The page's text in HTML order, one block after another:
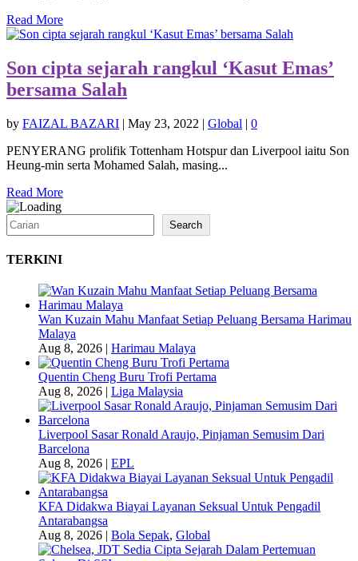
Read More
Son cipta sejarah rangkul ‘Kasut Emas’
bersama Salah
by FAIZAL BAZARI | May 23, 2022 | Global | 0
PENYERANG prolifik Tottenham Hotspur dan Liverpool iaitu Son
Heung-min serta Mohamed Salah, masing...
Read More
Search Search
TERKINI
Wan Kuzain Mahu Manfaat Setiap Peluang Bersama Harimau
Malaya
Aug 8, 2026 | Harimau Malaya
Quentin Cheng Buru Trofi Pertama
Aug 8, 2026 | Liga Malaysia
Liverpool Sasar Ronald Araujo, Pinjaman Semusim Dari
Barcelona
Aug 8, 2026 | EPL
KFA Didakwa Biayai Layanan Seksual Untuk Pengadil
Antarabangsa
Aug 8, 2026 | Bola Sepak, Global